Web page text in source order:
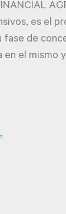
es el
fase de
el mismo